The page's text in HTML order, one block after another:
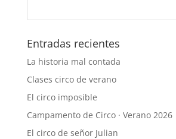
Entradas recientes
La historia mal contada
Clases circo de verano
El circo imposible
Campamento de Circo · Verano 2026
El circo de señor Julian